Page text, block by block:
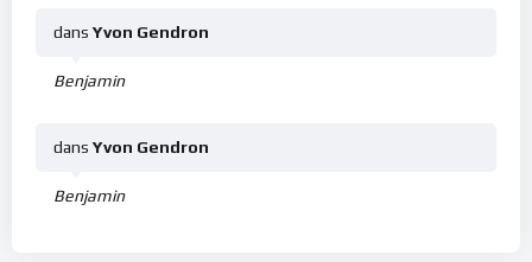
Benjamin
dans Yvon Gendron
Benjamin
dans Yvon Gendron